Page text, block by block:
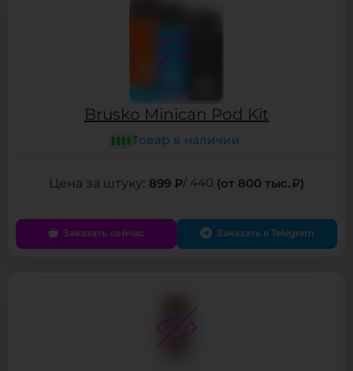
Brusko Minican Pod Kit
Товар в наличии
899 ₽/ 440 (от 800 тыс. )
Заказать сейчас Заказать в Telegram